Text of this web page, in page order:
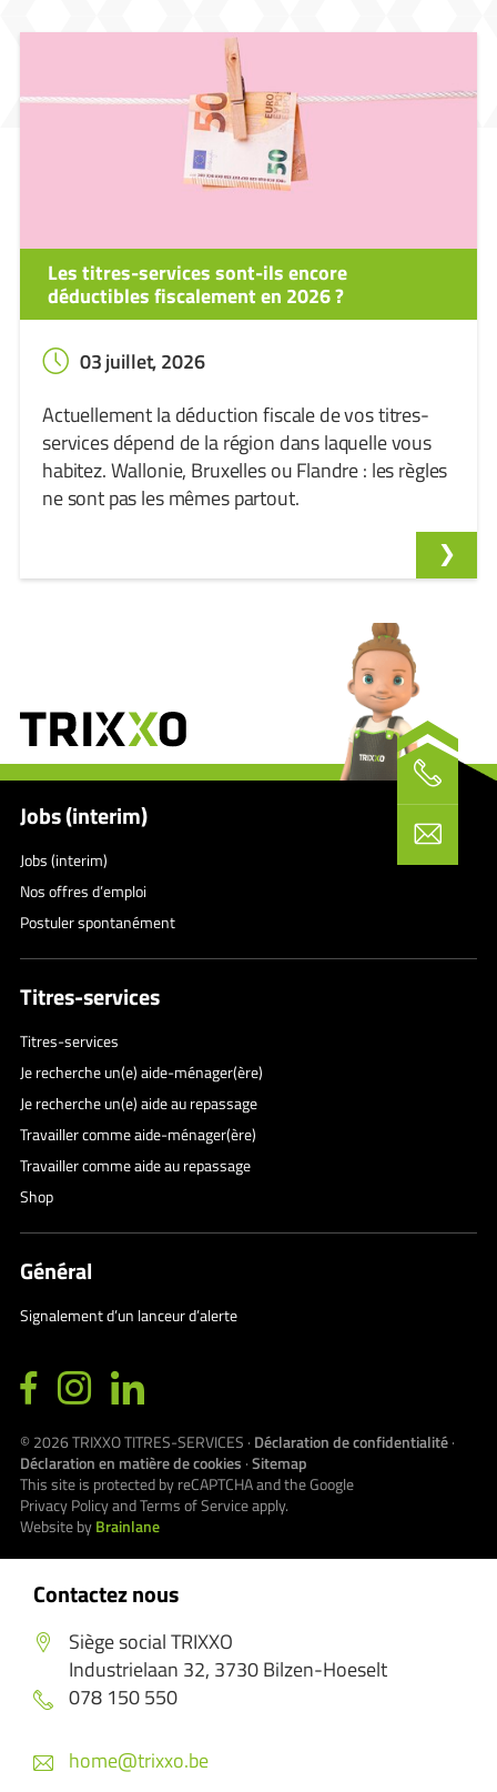
Les titres-services sont-ils encore
déductibles fiscalement en 2026 ?
03 juillet, 2026
Actuellement la déduction fiscale de vos titres-
services dépend de la région dans laquelle vous
habitez. Wallonie, Bruxelles ou Flandre : les règles
ne sont pas les mêmes partout.
Contactez nous
Siège social TRIXXO
Industrielaan 32, 3730 Bilzen-Hoeselt
078 150 550
home@trixxo.be
Jobs (interim)
Jobs (interim)
Nos offres d’emploi
Postuler spontanément
Titres-services
Titres-services
Je recherche un(e) aide-ménager(ère)
Je recherche un(e) aide au repassage
Travailler comme aide-ménager(ère)
Travailler comme aide au repassage
Shop
Général
Signalement d’un lanceur d’alerte
© 2026TRIXXO TITRES-SERVICES · Déclaration de confidentialité·
Déclaration en matière de cookies ·Sitemap
This site is protected by reCAPTCHA and the Google
Privacy PolicyandTerms of Serviceapply.
Website byBrainlane